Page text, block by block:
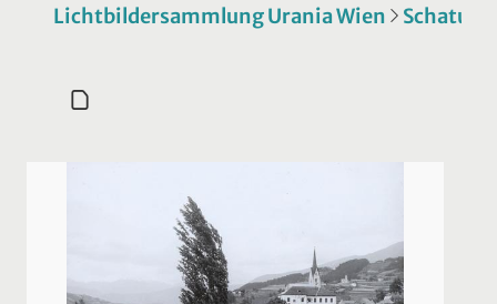
Lichtbildersammlung Urania Wien